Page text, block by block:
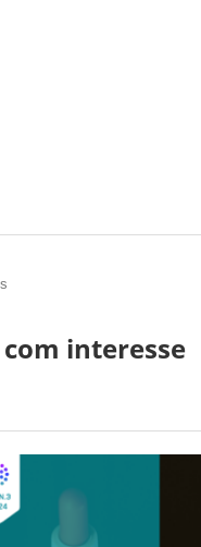
interesse